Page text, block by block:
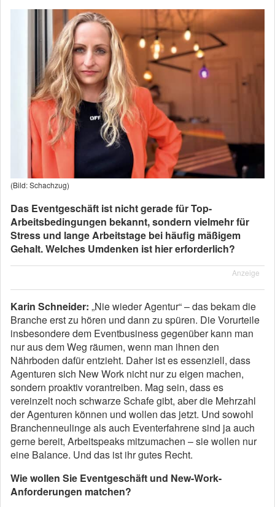
(Bild: Schachzug)
Das Eventgeschäft ist nicht gerade für Top-
Arbeitsbedingungen bekannt, sondern vielmehr für
Stress und lange Arbeitstage bei häufig mäßigem
Gehalt. Welches Umdenken ist hier erforderlich?
Anzeige
Karin Schneider: „Nie wieder Agentur“ – das bekam die
Branche erst zu hören und dann zu spüren. Die Vorurteile
insbesondere dem Eventbusiness gegenüber kann man
nur aus dem Weg räumen, wenn man ihnen den
Nährboden dafür entzieht. Daher ist es essenziell, dass
Agenturen sich New Work nicht nur zu eigen machen,
sondern proaktiv vorantreiben. Mag sein, dass es
vereinzelt noch schwarze Schafe gibt, aber die Mehrzahl
der Agenturen können und wollen das jetzt. Und sowohl
Branchenneulinge als auch Eventerfahrene sind ja auch
gerne bereit, Arbeitspeaks mitzumachen – sie wollen nur
eine Balance. Und das ist ihr gutes Recht.
Wie wollen Sie Eventgeschäft und New-Work-
Anforderungen matchen?